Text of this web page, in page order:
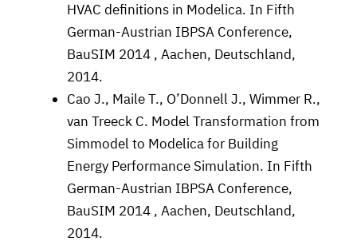
HVAC deﬁnitions in Modelica. In Fifth
German-Austrian IBPSA Conference,
BauSIM 2014 , Aachen, Deutschland,
2014.
Cao J., Maile T., O’Donnell J., Wimmer R.,
van Treeck C. Model Transformation from
Simmodel to Modelica for Building
Energy Performance Simulation. In Fifth
German-Austrian IBPSA Conference,
BauSIM 2014 , Aachen, Deutschland,
2014.